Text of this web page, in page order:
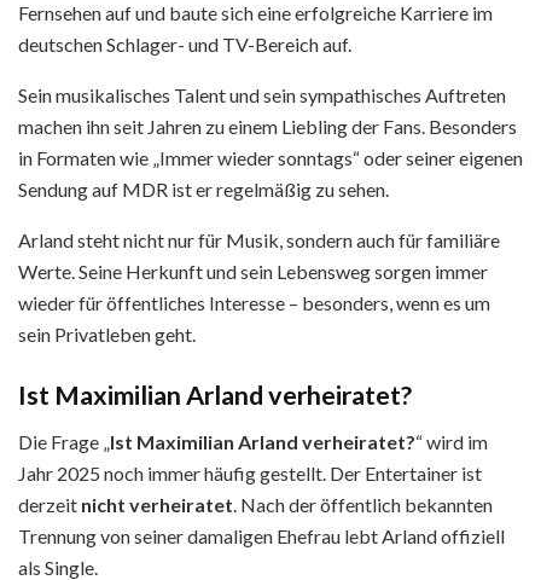
Fernsehen auf und baute sich eine erfolgreiche Karriere im
deutschen Schlager- und TV-Bereich auf.
Sein musikalisches Talent und sein sympathisches Auftreten
machen ihn seit Jahren zu einem Liebling der Fans. Besonders
in Formaten wie „Immer wieder sonntags“ oder seiner eigenen
Sendung auf MDR ist er regelmäßig zu sehen.
Arland steht nicht nur für Musik, sondern auch für familiäre
Werte. Seine Herkunft und sein Lebensweg sorgen immer
wieder für öffentliches Interesse – besonders, wenn es um
sein Privatleben geht.
Ist Maximilian Arland verheiratet?
Die Frage „ Ist Maximilian Arland verheiratet?“ wird im
Jahr 2025 noch immer häufig gestellt. Der Entertainer ist
derzeit nicht verheiratet . Nach der öffentlich bekannten
Trennung von seiner damaligen Ehefrau lebt Arland offiziell
als Single.